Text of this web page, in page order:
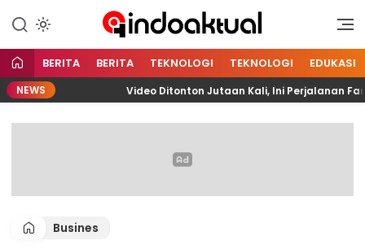
Indoaktual
Indonesia Aktual
BERITA BERITA TEKNOLOGI TEKNOLOGI EDUKASI
NEWS Video Ditonton Jutaan Kali, Ini Perjalanan Fariz
Busines